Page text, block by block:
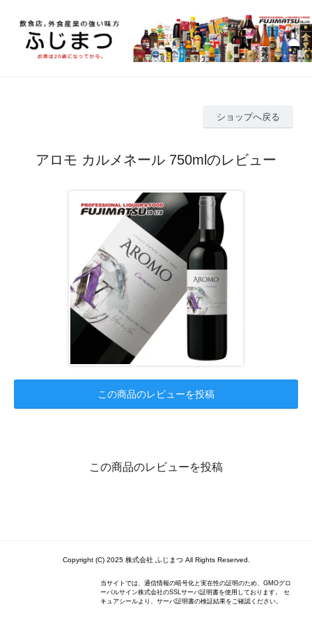
ショップへ戻る
アロモ カルメネール 750mlのレビュー
この商品のレビューを投稿
この商品のレビューを投稿
Copyright (C) 2025 株式会社 ふじまつ All Rights Reserved.
当サイトでは、通信情報の暗号化と実在性の証明のため、GMOグロ
ーバルサイン株式会社のSSLサーバ証明書を使用しております。 セ
キュアシールより、サーバ証明書の検証結果をご確認ください。